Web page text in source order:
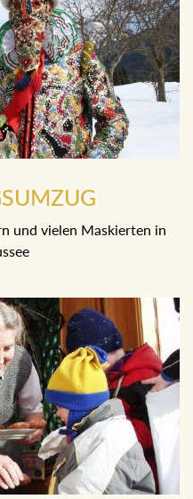
und vielen Maskierten in